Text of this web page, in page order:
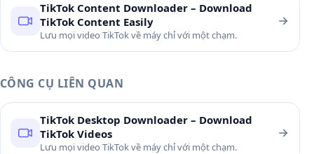
TikTok Content Downloader – Download
TikTok Content Easily
Lưu mọi video TikTok về máy chỉ với một chạm.
CÔNG CỤ LIÊN QUAN
TikTok Desktop Downloader – Download
TikTok Videos
Lưu mọi video TikTok về máy chỉ với một chạm.